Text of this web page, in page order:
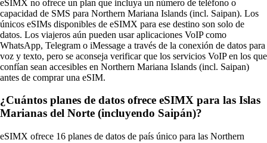
eSIMX no ofrece un plan que incluya un número de teléfono o
capacidad de SMS para Northern Mariana Islands (incl. Saipan). Los
únicos eSIMs disponibles de eSIMX para ese destino son solo de
datos. Los viajeros aún pueden usar aplicaciones VoIP como
WhatsApp, Telegram o iMessage a través de la conexión de datos para
voz y texto, pero se aconseja verificar que los servicios VoIP en los que
confían sean accesibles en Northern Mariana Islands (incl. Saipan)
antes de comprar una eSIM.
¿Cuántos planes de datos ofrece eSIMX para las Islas
Marianas del Norte (incluyendo Saipán)?
eSIMX ofrece 16 planes de datos de país único para las Northern